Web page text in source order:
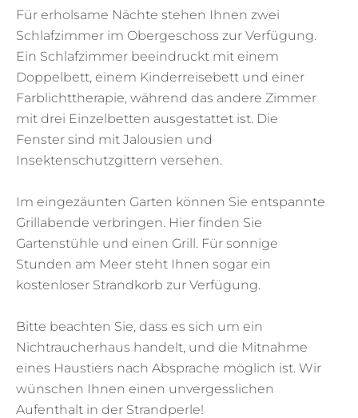
Für erholsame Nächte stehen Ihnen zwei
Schlafzimmer im Obergeschoss zur Verfügung.
Ein Schlafzimmer beeindruckt mit einem
Doppelbett, einem Kinderreisebett und einer
Farblichttherapie, während das andere Zimmer
mit drei Einzelbetten ausgestattet ist. Die
Fenster sind mit Jalousien und
Insektenschutzgittern versehen.
Im eingezäunten Garten können Sie entspannte
Grillabende verbringen. Hier finden Sie
Gartenstühle und einen Grill. Für sonnige
Stunden am Meer steht Ihnen sogar ein
kostenloser Strandkorb zur Verfügung.
Bitte beachten Sie, dass es sich um ein
Nichtraucherhaus handelt, und die Mitnahme
eines Haustiers nach Absprache möglich ist. Wir
wünschen Ihnen einen unvergesslichen
Aufenthalt in der Strandperle!